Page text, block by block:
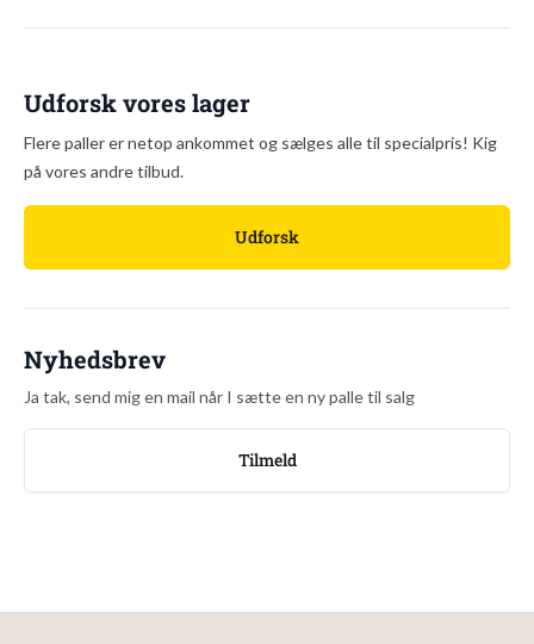
Druer
: Primitivo
: Apulien
Om vingården
Schenk er et stolt og traditionsrigt schweizisk vinfirma, som i dag
også ejer vinmarker og vinerier i Frankrig, Spanien og Italien. Med
sine fem ønologer samt to ”flying winemakers” fremstiller
topprofessionelle Schenk Italia vin fra hele Italien – heriblandt de
god vin til lave priser.
Udforsk vores lager
Flere paller er netop ankommet og sælges alle til specialpris! Kig
på vores andre tilbud.
Udforsk
Nyhedsbrev
Ja tak, send mig en mail når I sætte en ny palle til salg
Tilmeld